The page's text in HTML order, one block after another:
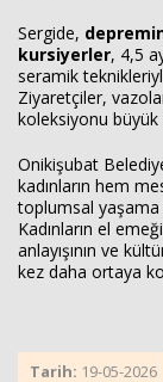
Sergide,
kursiyerler, 4,5
seramik
Ziyaretçiler,
koleksiyonu büyük
Onikişubat
kadınların hem
toplumsal yaşama
Kadınların el
anlayışının ve
kez daha ortaya
Tarih: 19-05-2026